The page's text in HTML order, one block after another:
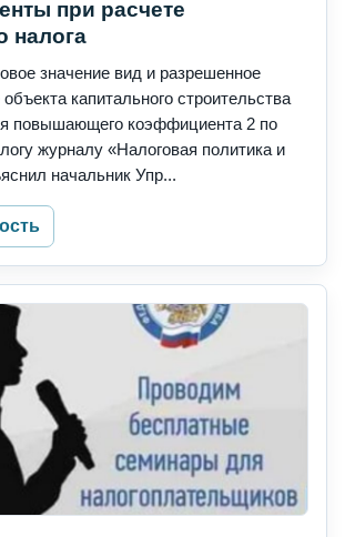
при расчете
налога
значение вид и разрешенное
капитального строительства
повышающего коэффициента 2 по
журналу «Налоговая политика и
начальник Упр...